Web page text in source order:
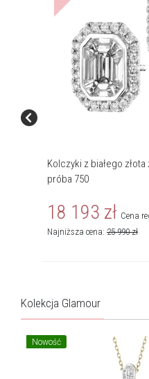
Kolczyki z białego
próba 750
18 193 zł Cena
Najniższa cena: 25 990 zł
Kolekcja Glamour
Nowość